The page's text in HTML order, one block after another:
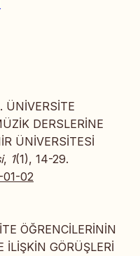
ÜNİVERSİTE
DERSLERİNE
ÜNİVERSİTESİ
, 1(1), 14-29.
02
ÖĞRENCİLERİNİN
İLİŞKİN GÖRÜŞLERİ